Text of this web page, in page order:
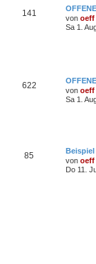
141
von oeff
Sa 1.
622
von oeff
Sa 1.
85
von oeff
Do 11.